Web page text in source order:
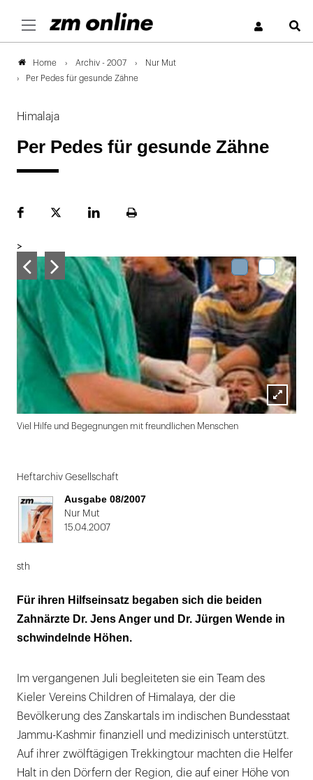
Home Archiv - 2007
Nur Mut
Per Pedes für gesunde Zähne
Himalaja
Per Pedes für gesunde Zähne
FacebookPlattformLinekdInSeite
>
Lightbox
Viel Hilfe und Begegnungen mit freundlichen Menschen
1
von
Heftarchiv Gesellschaft
Ausgabe 08/2007
Nur Mut
15.04.2007
sth
Für ihren Hilfseinsatz begaben sich die beiden
Zahnärzte Dr. Jens Anger und Dr. Jürgen Wende in
schwindelnde Höhen.
Im vergangenen Juli begleiteten sie ein Team des
Kieler Vereins Children of Himalaya, der die
Bevölkerung des Zanskartals im indischen Bundesstaat
Jammu-Kashmir finanziell und medizinisch unterstützt.
Auf ihrer zwölftägigen Trekkingtour machten die Helfer
Halt in den Dörfern der Region, die auf einer Höhe von